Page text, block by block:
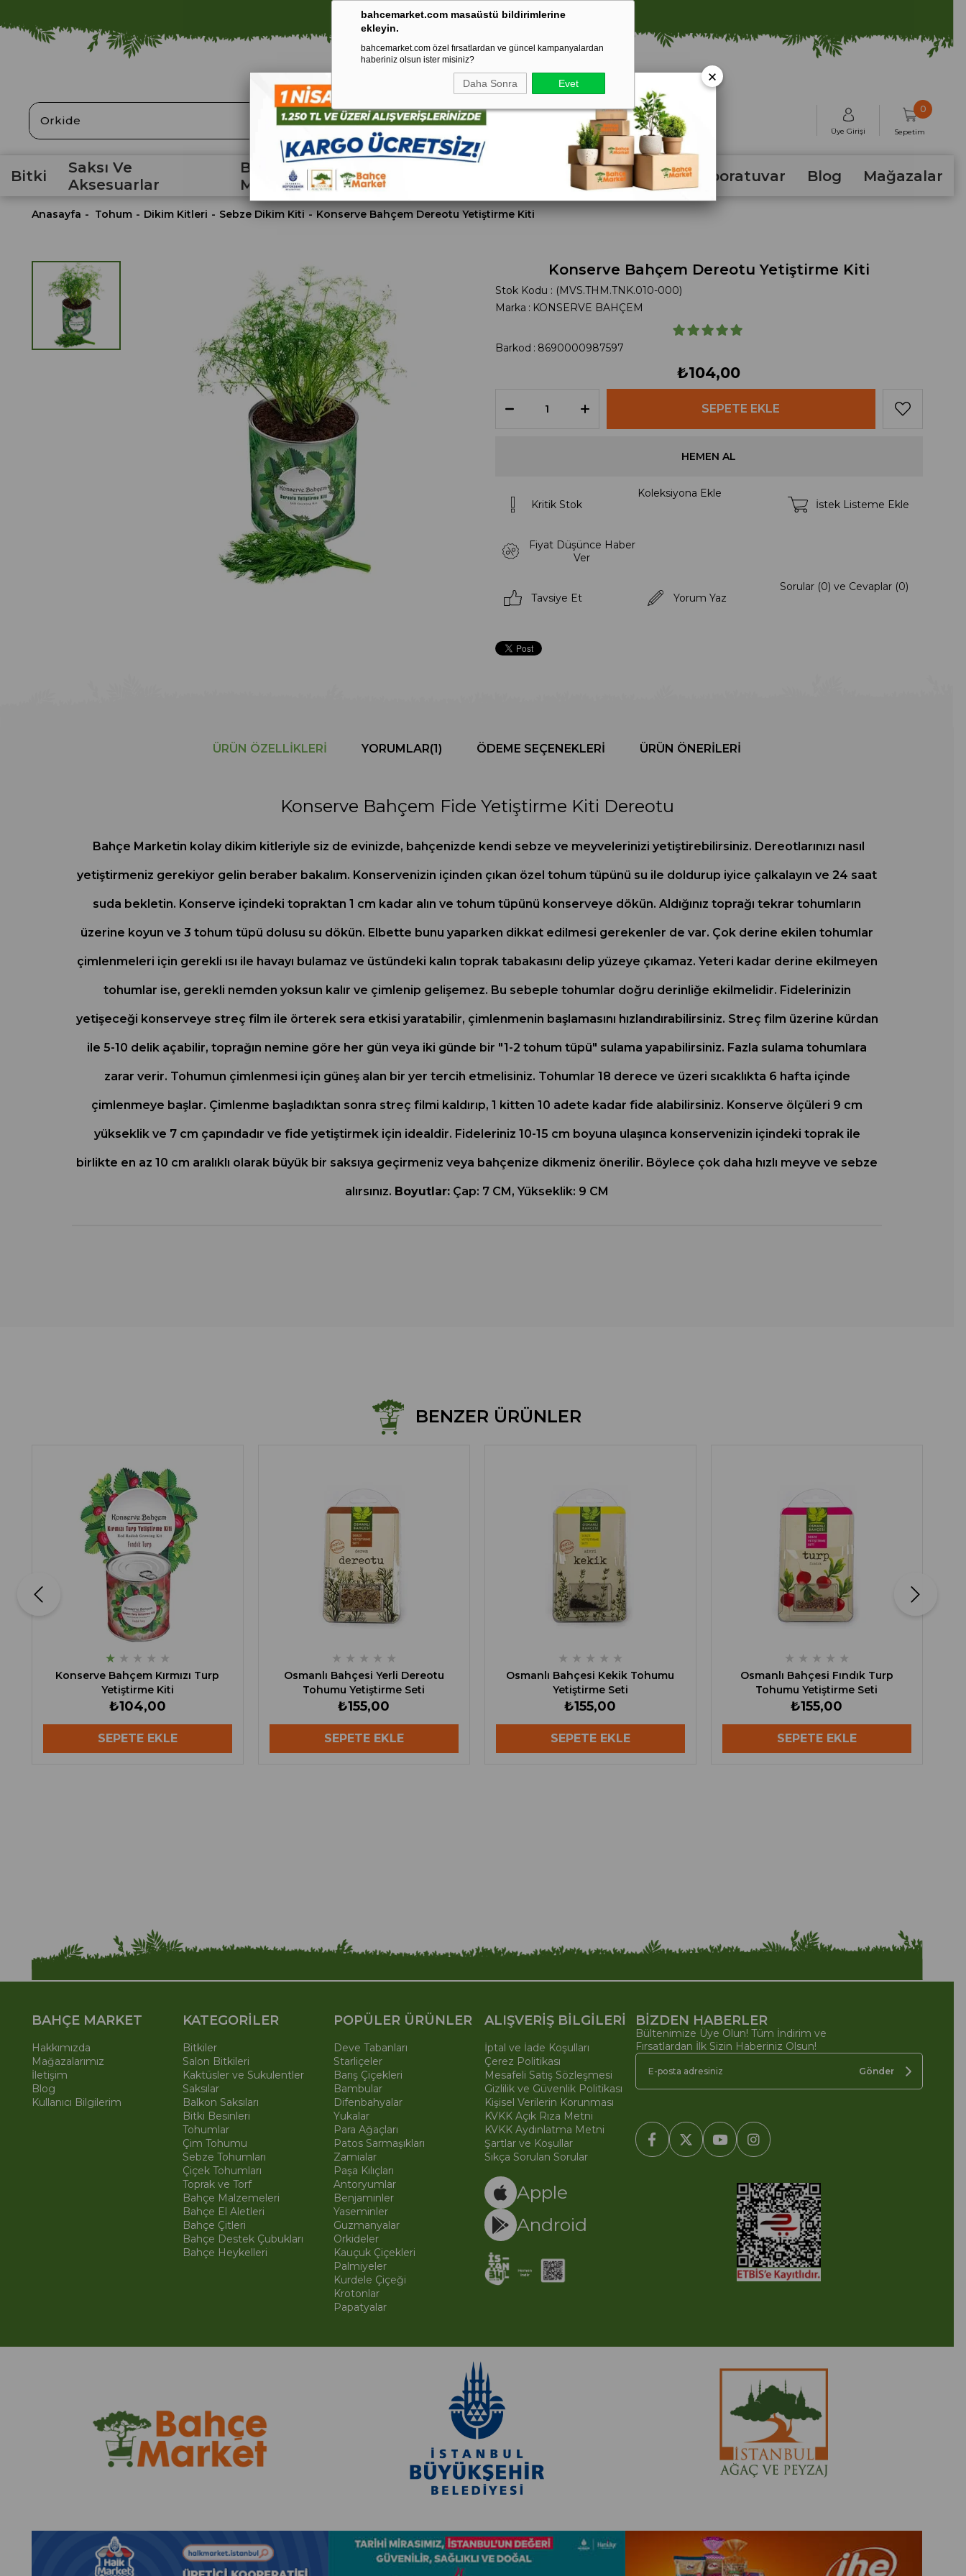
bahcemarket.com masaüstü bildirimlerine
ekleyin.
bahcemarket.com özel fırsatlardan ve güncel kampanyalardan
haberiniz olsun ister misiniz?
Daha Sonra Evet
⚠️ SATIŞLARIMIZ YALNIZCA İSTANBUL İLİ İLE SINIRLIDIR.
ARA
Üye Girişi Sepetim
0
Bitki
Saksı Ve
Aksesuarlar
Bahçe
Malzemeleri
Tohum Laboratuvar Blog Mağazalar
Anasayfa Tohum Dikim Kitleri Sebze Dikim Kiti Konserve Bahçem Dereotu Yetiştirme Kiti
Konserve Bahçem Dereotu Yetiştirme Kiti
Stok Kodu
(MVS.THM.TNK.010-000)
Marka : KONSERVE BAHÇEM
Barkod : 8690000987597
₺104,00
Kritik Stok
Koleksiyona Ekle
İstek Listeme Ekle
Fiyat Düşünce Haber
Ver
Tavsiye Et Yorum Yaz
Sorular (0) ve Cevaplar (0)
ÜRÜN ÖZELLIKLERI YORUMLAR(1) ÖDEME SEÇENEKLERI ÜRÜN ÖNERILERI
Konserve Bahçem Fide Yetiştirme Kiti Dereotu
Bahçe Marketin kolay dikim kitleriyle siz de evinizde, bahçenizde kendi sebze ve meyvelerinizi yetiştirebilirsiniz. Dereotlarınızı nasıl
yetiştirmeniz gerekiyor gelin beraber bakalım. Konservenizin içinden çıkan özel tohum tüpünü su ile doldurup iyice çalkalayın ve 24 saat
suda bekletin. Konserve içindeki topraktan 1 cm kadar alın ve tohum tüpünü konserveye dökün. Aldığınız toprağı tekrar tohumların
üzerine koyun ve 3 tohum tüpü dolusu su dökün. Elbette bunu yaparken dikkat edilmesi gerekenler de var. Çok derine ekilen tohumlar
çimlenmeleri için gerekli ısı ile havayı bulamaz ve üstündeki kalın toprak tabakasını delip yüzeye çıkamaz. Yeteri kadar derine ekilmeyen
tohumlar ise, gerekli nemden yoksun kalır ve çimlenip gelişemez. Bu sebeple tohumlar doğru derinliğe ekilmelidir. Fidelerinizin
yetişeceği konserveye streç film ile örterek sera etkisi yaratabilir, çimlenmenin başlamasını hızlandırabilirsiniz. Streç film üzerine kürdan
ile 5-10 delik açabilir, toprağın nemine göre her gün veya iki günde bir "1-2 tohum tüpü" sulama yapabilirsiniz. Fazla sulama tohumlara
zarar verir. Tohumun çimlenmesi için güneş alan bir yer tercih etmelisiniz. Tohumlar 18 derece ve üzeri sıcaklıkta 6 hafta içinde
çimlenmeye başlar. Çimlenme başladıktan sonra streç filmi kaldırıp, 1 kitten 10 adete kadar fide alabilirsiniz. Konserve ölçüleri 9 cm
yükseklik ve 7 cm çapındadır ve fide yetiştirmek için idealdir. Fideleriniz 10-15 cm boyuna ulaşınca konservenizin içindeki toprak ile
birlikte en az 10 cm aralıklı olarak büyük bir saksıya geçirmeniz veya bahçenize dikmeniz önerilir. Böylece çok daha hızlı meyve ve sebze
alırsınız. Boyutlar: Çap: 7 CM, Yükseklik: 9 CM
BENZER ÜRÜNLER
★ ★ ★ ★ ★
Konserve Bahçem Kırmızı Turp
Yetiştirme Kiti
₺104,00
SEPETE EKLE
★ ★ ★ ★ ★
Osmanlı Bahçesi Yerli Dereotu
Tohumu Yetiştirme Seti
₺155,00
SEPETE EKLE
★ ★ ★ ★ ★
Osmanlı Bahçesi Kekik Tohumu
Yetiştirme Seti
₺155,00
SEPETE EKLE
★ ★ ★ ★ ★
Osmanlı Bahçesi Fındık Turp
Tohumu Yetiştirme Seti
₺155,00
SEPETE EKLE
BAHÇE MARKET
Hakkımızda
Mağazalarımız
İletişim
Blog
Kullanıcı Bilgilerim
KATEGORİLER
Bitkiler
Salon Bitkileri
Kaktüsler ve Sukulentler
Saksılar
Balkon Saksıları
Bitki Besinleri
Tohumlar
Çim Tohumu
Sebze Tohumları
Çiçek Tohumları
Toprak ve Torf
Bahçe Malzemeleri
Bahçe El Aletleri
Bahçe Çitleri
Bahçe Destek Çubukları
Bahçe Heykelleri
POPÜLER ÜRÜNLER
Deve Tabanları
Starliçeler
Barış Çiçekleri
Bambular
Difenbahyalar
Yukalar
Para Ağaçları
Patos Sarmaşıkları
Zamialar
Paşa Kılıçları
Antoryumlar
Benjaminler
Yaseminler
Guzmanyalar
Orkideler
Kauçuk Çiçekleri
Palmiyeler
Kurdele Çiçeği
Krotonlar
Papatyalar
ALIŞVERİŞ BİLGİLERİ
İptal ve İade Koşulları
Çerez Politikası
Mesafeli Satış Sözleşmesi
Gizlilik ve Güvenlik Politikası
Kişisel Verilerin Korunması
KVKK Açık Rıza Metni
KVKK Aydınlatma Metni
Şartlar ve Koşullar
Sıkça Sorulan Sorular
Apple
Android
BİZDEN HABERLER
Bültenimize Üye Olun! Tüm İndirim ve
Fırsatlardan İlk Sizin Haberiniz Olsun!
Gönder
×